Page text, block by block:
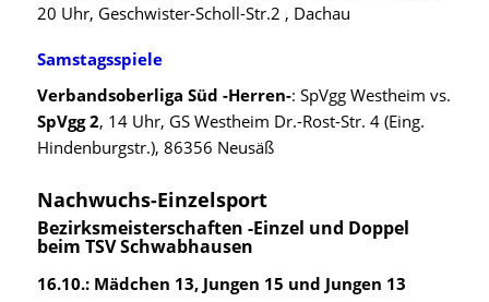
20 Uhr, Geschwister-Scholl-Str.2 , Dachau
Samstagsspiele
Verbandsoberliga Süd -Herren-: SpVgg Westheim vs.
SpVgg 2, 14 Uhr, GS Westheim Dr.-Rost-Str. 4 (Eing.
Hindenburgstr.), 86356 Neusäß
Nachwuchs-Einzelsport
Bezirksmeisterschaften -Einzel und Doppel
beim TSV Schwabhausen
16.10.: Mädchen 13, Jungen 15 und Jungen 13